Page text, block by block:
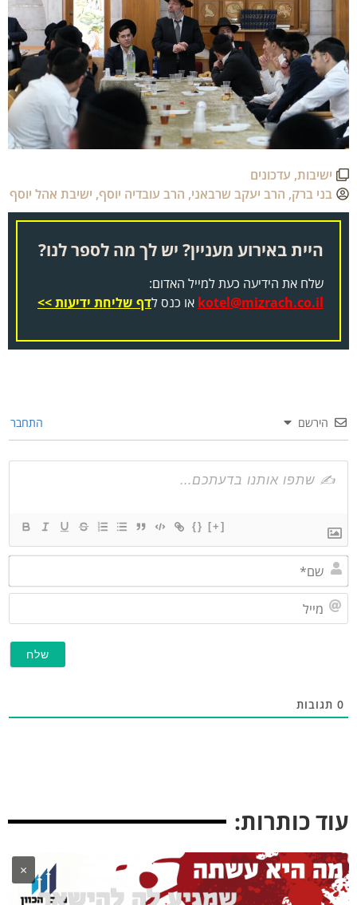
ישיבות,עדכונים
בני ברק,הרב יעקב שרבאני,הרב עובדיה יוסף,ישיבת אהל יוסף
היית באירוע מעניין? יש לך מה לספר לנו?
שלח את הידיעה כעת למייל האדום:
kotel@mizrach.co.ilאו כנס לדף שליחת ידיעות >>
הירשם התחבר
{}
תגובות
כותרות:
×